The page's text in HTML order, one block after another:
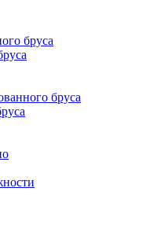
бруса
бруса